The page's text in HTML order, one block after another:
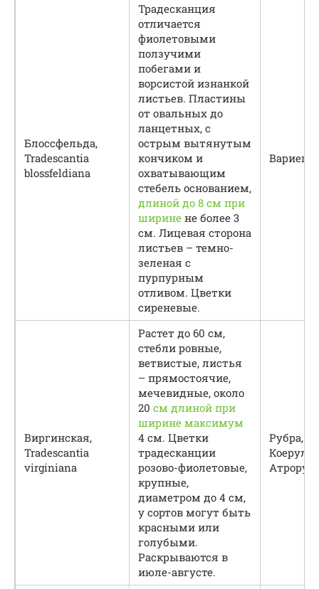
Блоссфельда,
Tradescantia
blossfeldiana
Традесканция
отличается
фиолетовыми
ползучими
побегами и
ворсистой изнанкой
листьев. Пластины
от овальных до
ланцетных, с
острым вытянутым
кончиком и
охватывающим
стебель основанием,
длиной до 8 см при
ширине не более 3
см. Лицевая сторона
листьев – темно-
зеленая с
пурпурным
отливом. Цветки
сиреневые.
Виргинская,
Tradescantia
virginiana
Растет до 60 см,
стебли ровные,
ветвистые, листья
– прямостоячие,
мечевидные, около
20 см длиной при
ширине максимум
4 см. Цветки
традесканции
розово-фиолетовые,
крупные,
диаметром до 4 см,
у сортов могут быть
красными или
голубыми.
Раскрываются в
июле-августе.
Рубра,